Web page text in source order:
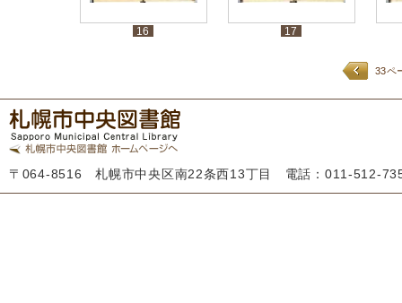
16 17
33ペ
〒064-8516 札幌市中央区南22条西13丁目 電話：011-512-